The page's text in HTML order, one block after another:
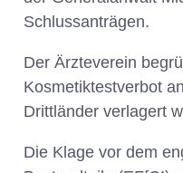
Schlussanträgen.
Der Ärzteverein
Kosmetiktestverbot
Drittländer verlagert
Die Klage vor dem